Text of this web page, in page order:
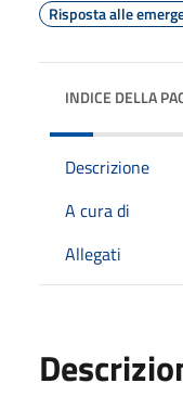
Risposta alle
INDICE DELLA
Descrizione
A cura di
Allegati